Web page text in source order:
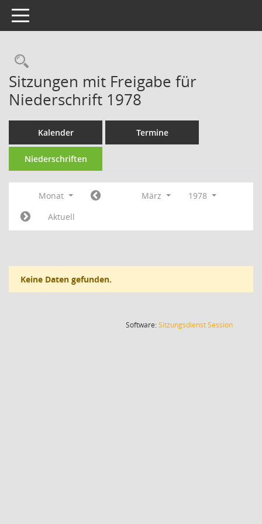
Toggle navigation
Rechercheauswahl
Sitzungen mit Freigabe für
Niederschrift 1978
Kalender Termine
Niederschriften
Monat März
1978
Aktuell
Keine Daten gefunden.
Software:SitzungsdienstSession(Wird in